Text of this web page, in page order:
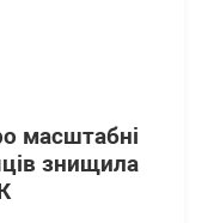
масштабні
знищила